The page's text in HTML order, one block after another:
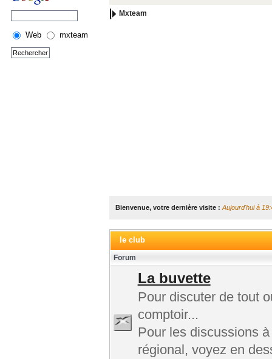
Web mxteam
Mxteam
Bienvenue, votre dernière visite : Aujourd'hui à
le club
Forum
La buvette
Pour discuter de tout
comptoir...
Pour les discussions
régional, voyez en